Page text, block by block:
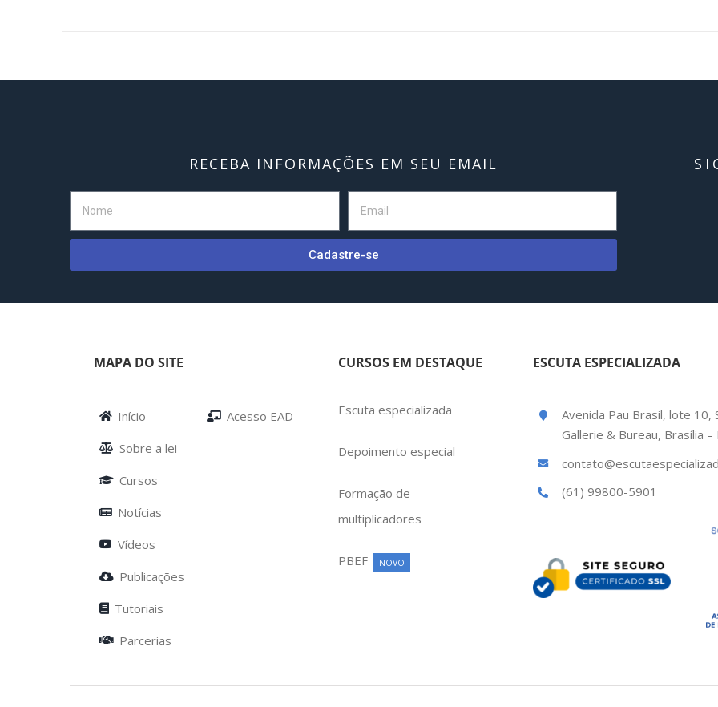
RECEBA INFORMAÇÕES EM SEU EMAIL
Cadastre-se
MAPA DO SITE
Início
Sobre a lei
Cursos
Notícias
Vídeos
Publicações
Tutoriais
Parcerias
Acesso EAD
CURSOS EM DESTAQUE
Escuta especializada
Depoimento especial
Formação de
multiplicadores
PBEF NOVO
ESCUTA ESPECIALIZADA
Avenida Pau Brasil, lote 10,
Gallerie & Bureau, Brasília –
(61) 99800-5901